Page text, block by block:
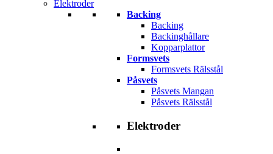
Elektroder
Backing
Backing
Backinghållare
Kopparplattor
Formsvets
Formsvets Rälsstål
Påsvets
Påsvets Mangan
Påsvets Rälsstål
Elektroder